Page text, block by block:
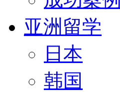
亚洲留学
日本
韩国